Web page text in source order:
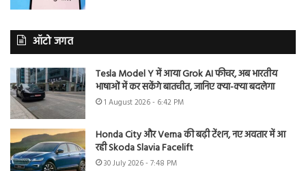
ऑटो जगत
Tesla Model Y में आया Grok AI फीचर, अब भारतीय
भाषाओं में कर सकेंगे बातचीत, जानिए क्या-क्या बदलेगा
1 August 2026 - 6:42 PM
Honda City और Verna की बढ़ी टेंशन, नए अवतार में आ
रही Skoda Slavia Facelift
30 July 2026 - 7:48 PM